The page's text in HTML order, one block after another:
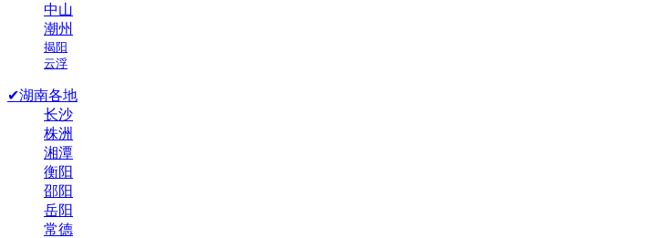
中山
潮州
揭阳
云浮
✔湖南各地
长沙
株洲
湘潭
衡阳
邵阳
岳阳
常德